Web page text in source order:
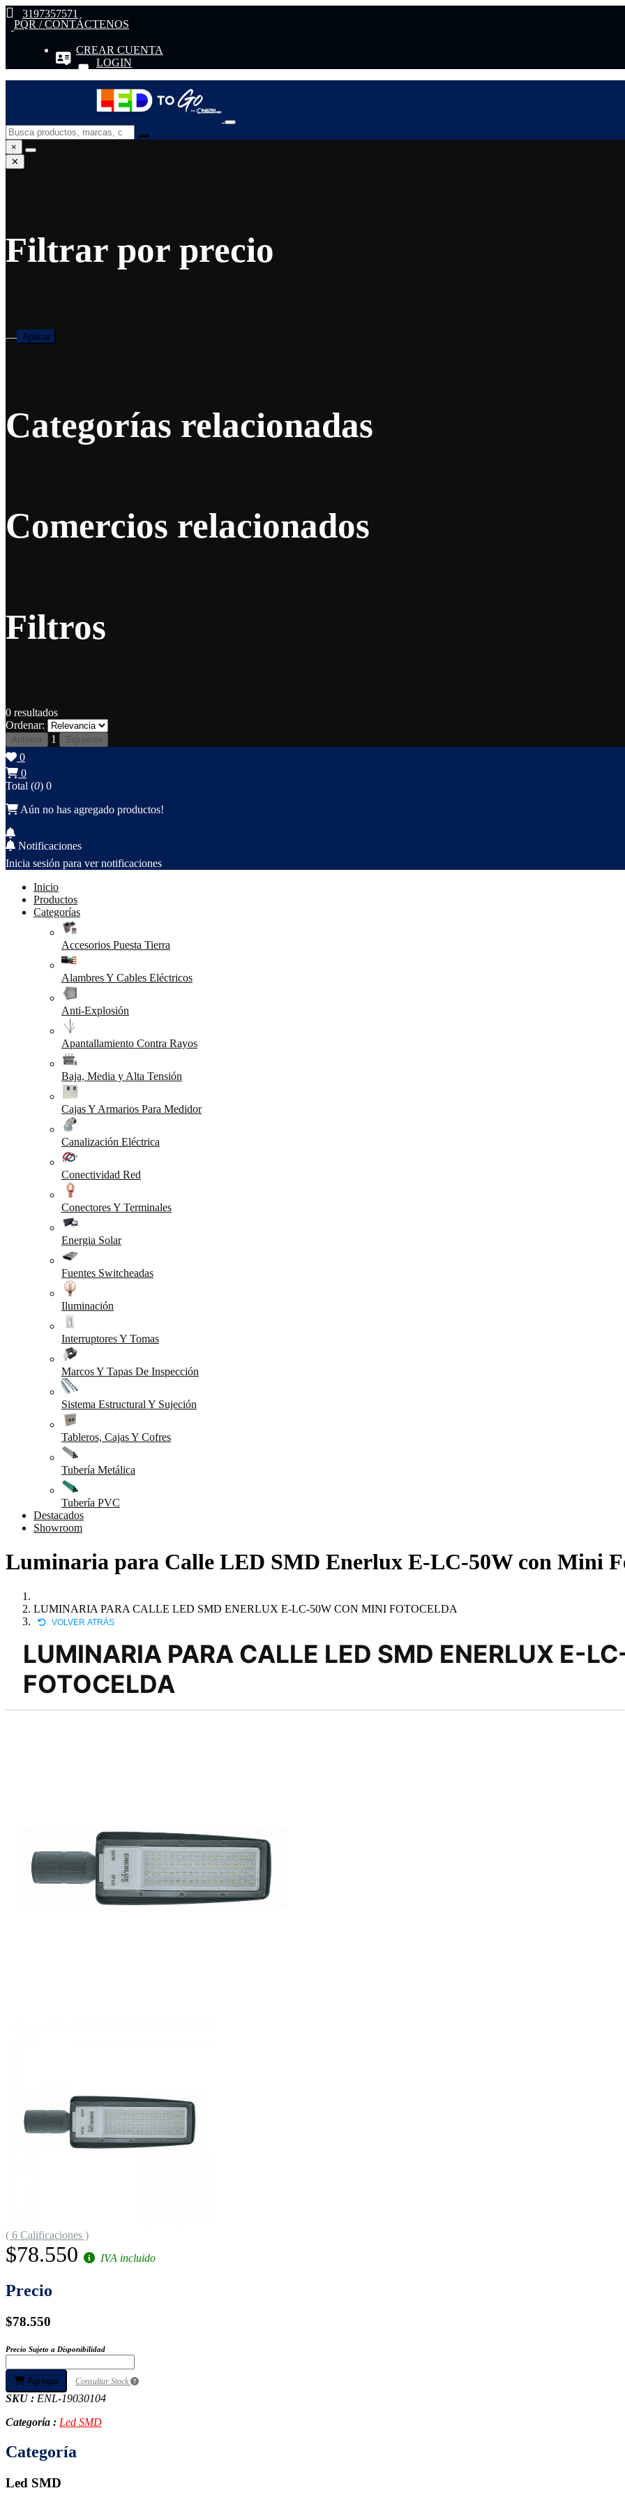
3197357571
PQR / CONTÁCTENOS
CREAR CUENTA
LOGIN
×
✕
Filtrar por precio
— Aplicar
Categorías relacionadas
Comercios relacionados
Filtros
0 resultados
Ordenar:
Anterior 1 Siguiente
0
0
Total (0) 0
Aún no has agregado productos!
Notificaciones
Inicia sesión para ver notificaciones
Inicio
Productos
Categorías
Accesorios Puesta Tierra
Alambres Y Cables Eléctricos
Anti-Explosión
Apantallamiento Contra Rayos
Baja, Media y Alta Tensión
Cajas Y Armarios Para Medidor
Canalización Eléctrica
Conectividad Red
Conectores Y Terminales
Energia Solar
Fuentes Switcheadas
Iluminación
Interruptores Y Tomas
Marcos Y Tapas De Inspección
Sistema Estructural Y Sujeción
Tableros, Cajas Y Cofres
Tubería Metálica
Tubería PVC
Destacados
Showroom
Luminaria para Calle LED SMD Enerlux E-LC-50W con Mini
LUMINARIA PARA CALLE LED SMD ENERLUX E-LC-50W CON MINI FOTOCELDA
VOLVER ATRÁS
LUMINARIA PARA CALLE LED SMD ENERLUX E-
FOTOCELDA
( 6 Calificaciones )
$78.550 IVA incluido
Precio
$78.550
Precio Sujeto a Disponibilidad
Agregar Consultar Stock
SKU : ENL-19030104
Categoría : Led SMD
Categoría
Led SMD